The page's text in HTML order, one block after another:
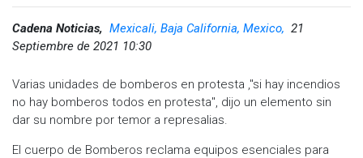
Cadena Noticias, Mexicali, Baja California, Mexico, 21
Septiembre de 2021 10:30
Varias unidades de bomberos en protesta ,''si hay incendios
no hay bomberos todos en protesta'', dijo un elemento sin
dar su nombre por temor a represalias.
El cuerpo de Bomberos reclama equipos esenciales para